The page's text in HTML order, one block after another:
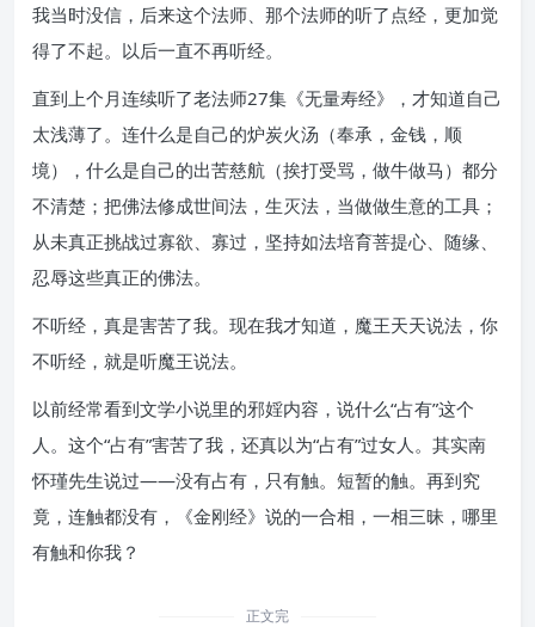
我当时没信，后来这个法师、那个法师的听了点经，更加觉
得了不起。以后一直不再听经。
直到上个月连续听了老法师27集《无量寿经》，才知道自己
太浅薄了。连什么是自己的炉炭火汤（奉承，金钱，顺
境），什么是自己的出苦慈航（挨打受骂，做牛做马）都分
不清楚；把佛法修成世间法，生灭法，当做做生意的工具；
从未真正挑战过寡欲、寡过，坚持如法培育菩提心、随缘、
忍辱这些真正的佛法。
不听经，真是害苦了我。现在我才知道，魔王天天说法，你
不听经，就是听魔王说法。
以前经常看到文学小说里的邪婬内容，说什么“占有”这个
人。这个“占有”害苦了我，还真以为“占有”过女人。其实南
怀瑾先生说过——没有占有，只有触。短暂的触。再到究
竟，连触都没有，《金刚经》说的一合相，一相三昧，哪里
有触和你我？
正文完